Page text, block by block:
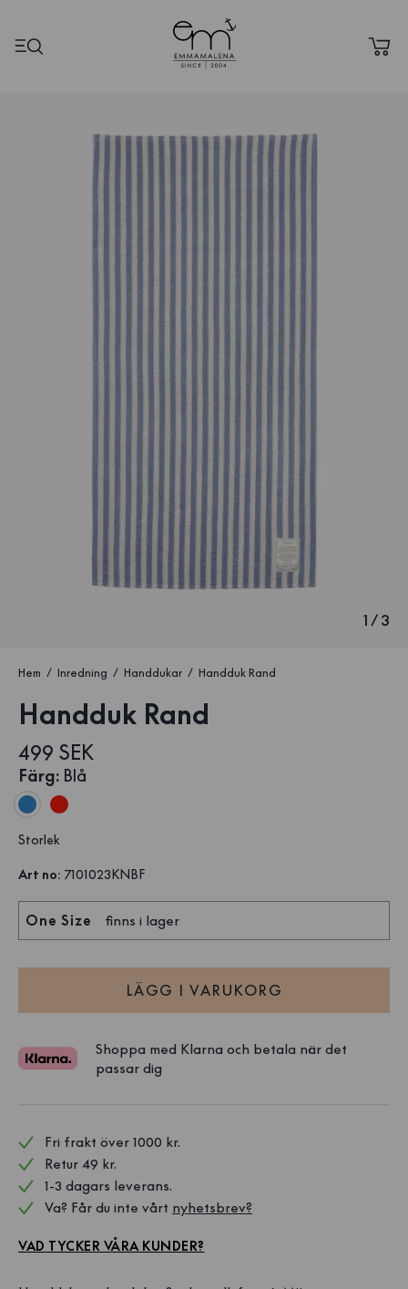
1 / 3
Hem Inredning Handdukar Handduk Rand
Handduk Rand
499 SEK
Färg: Blå
Storlek
Art no: 7101023KNBF
One Size finns i lager
LÄGG I VARUKORG
Shoppa med Klarna och betala när det
passar dig
Fri frakt över 1000 kr.
Retur 49 kr.
1-3 dagars leverans.
Va? Får du inte vårt nyhetsbrev?
VAD TYCKER VÅRA KUNDER?